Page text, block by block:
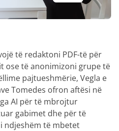
të redaktoni PDF-të për
ose të anonimizoni grupe të
pajtueshmërie, Vegla e
Tomedes ofron aftësi në
AI për të mbrojtur
gabimet dhe për të
ndjeshëm të mbetet